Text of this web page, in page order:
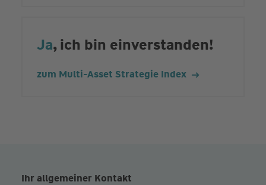
Ja, ich bin einverstanden!
zum Multi-Asset Strategie Index
Ihr allgemeiner Kontakt